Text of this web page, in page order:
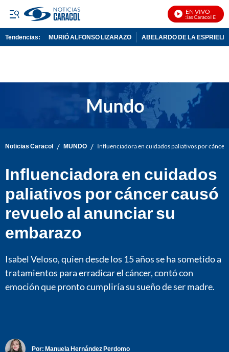
EN VIVO
Noticias Caracol En Vivo
Tendencias: MURIÓ ALFONSO LIZARAZO ABELARDO DE LA
Noticias Caracol / MUNDO / Influenciadora en cuidados paliativos por
Influenciadora en cuidados
paliativos por cáncer causó
revuelo al anunciar su
embarazo
Isabel Veloso, quien desde los 15 años se ha sometido a
tratamientos para erradicar el cáncer, contó con
emoción que pronto cumpliría su sueño de ser madre.
Por: Manuela Hernández Perdomo